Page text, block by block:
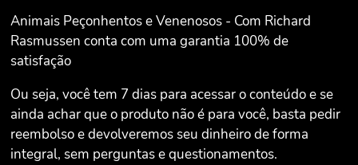
Animais Peçonhentos e Venenosos - Com Richard
Rasmussen conta com uma garantia 100% de
satisfação
Ou seja, você tem 7 dias para acessar o conteúdo e se
ainda achar que o produto não é para você, basta pedir
reembolso e devolveremos seu dinheiro de forma
integral, sem perguntas e questionamentos.